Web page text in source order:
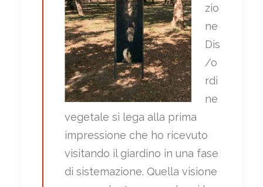
zio
ne
Dis
/o
rdi
ne
vegetale si lega alla prima
impressione che ho ricevuto
visitando il giardino in una fase
di sistemazione. Quella visione